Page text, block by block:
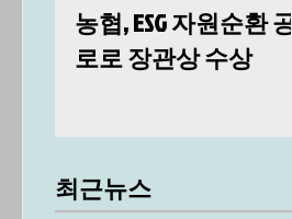
농협, ESG 자원순환 공
로로 장관상 수상
최근뉴스